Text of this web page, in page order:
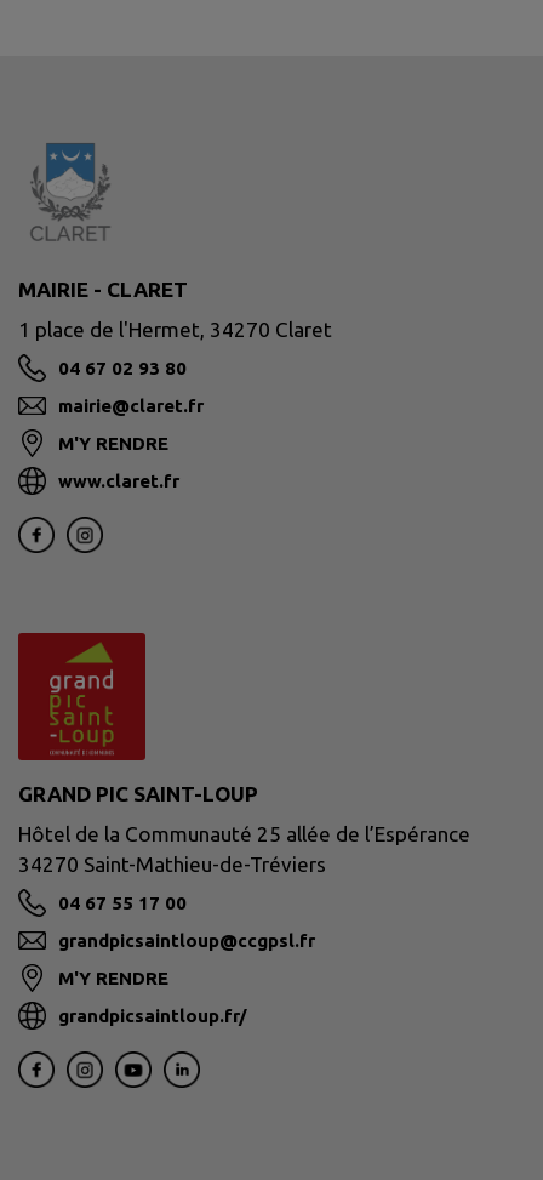
MAIRIE - CLARET
1 place de l'Hermet, 34270 Claret
04 67 02 93 80
mairie@claret.fr
M'Y RENDRE
www.claret.fr
GRAND PIC SAINT-LOUP
Hôtel de la Communauté 25 allée de l’Espérance
34270 Saint-Mathieu-de-Tréviers
04 67 55 17 00
grandpicsaintloup@ccgpsl.fr
M'Y RENDRE
grandpicsaintloup.fr/